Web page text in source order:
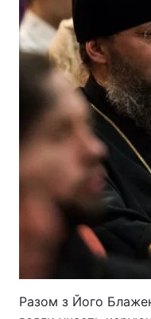
Разом з Його